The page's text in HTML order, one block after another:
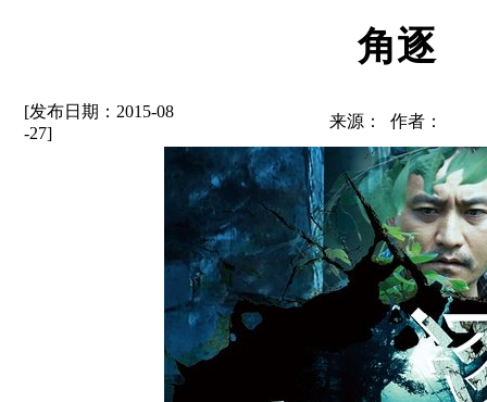
角逐
[发布日期：2015-08
-27]
来源： 作者：